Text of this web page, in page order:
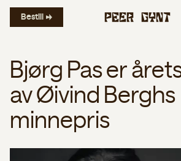
Bestill
Bjørg Pas er
av Øivind Berghs
minnepris